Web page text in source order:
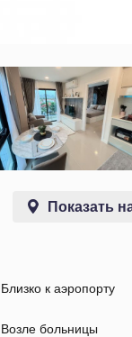
Показать
Близко к аэропорту
Возле больницы